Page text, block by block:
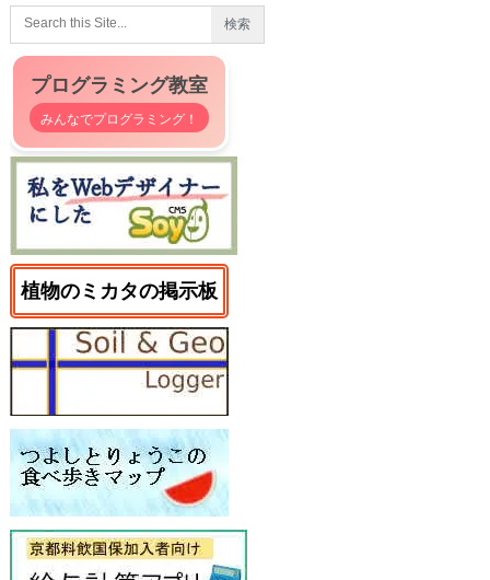
プログラミング教室
みんなでプログラミング！
植物のミカタの掲示板